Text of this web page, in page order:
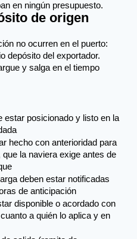
en ningún presupuesto.
de origen
no ocurren en el puerto:
depósito del exportador.
y salga en el tiempo
estar posicionado y listo en la
hecho con anterioridad para
la naviera exige antes de
deben estar notificadas
de anticipación
disponible o acordado con
a quién lo aplica y en